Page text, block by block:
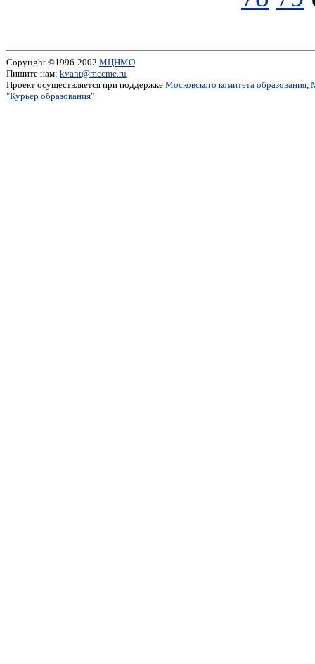
Copyright ©1996-2002 МЦНМО
Пишите нам: kvant@mccme.ru
Проект осуществляется при поддержке Московского комитета образования,
"Курьер образования"